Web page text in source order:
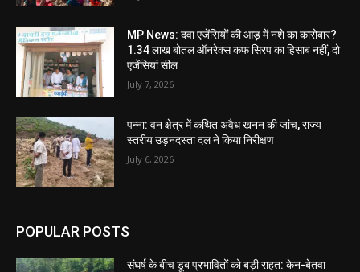
MP News: दवा एजेंसियों की आड़ में नशे का कारोबार?
1.34 लाख बोतल ऑनरेक्स कफ सिरप का हिसाब नहीं, दो
एजेंसियां सील
July 7, 2026
पन्ना: वन क्षेत्र में कथित अवैध खनन की जांच, राज्य
स्तरीय उड़नदस्ता दल ने किया निरीक्षण
July 6, 2026
POPULAR POSTS
संघर्ष के बीच डूब प्रभावितों को बड़ी राहत: केन-बेतवा